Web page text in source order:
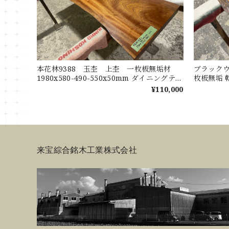
本花林9388 玉杢 上杢 一枚板無垢材
1980x580-490-550x50mm ダイニングテー
ブル ローテーブル センターテーブル
¥110,000
ブラック
枚板無垢
来宝綜合銘木工業株式会社